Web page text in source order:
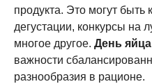
продукта. Это могут
дегустации, конкурсы на
многое другое. День яйца
важности
разнообразия в рационе.